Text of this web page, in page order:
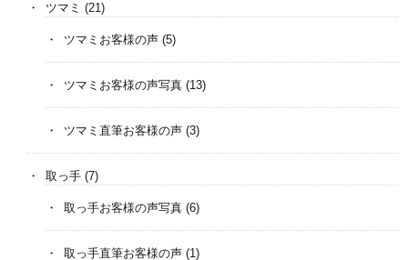
ツマミ (21)
ツマミお客様の声 (5)
ツマミお客様の声写真 (13)
ツマミ直筆お客様の声 (3)
取っ手 (7)
取っ手お客様の声写真 (6)
取っ手直筆お客様の声 (1)